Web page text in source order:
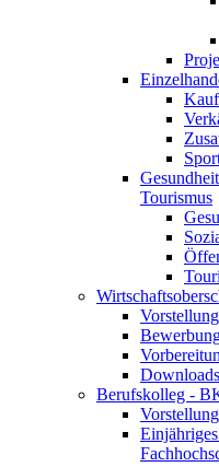
Tourismus
Berufskolleg -